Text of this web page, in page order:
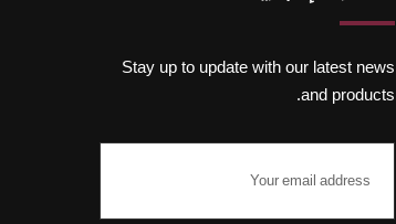
Stay up to update with our latest news
and products.